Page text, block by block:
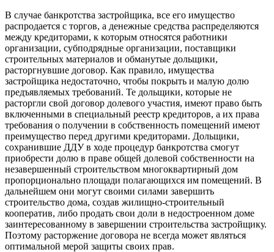
В случае банкротства застройщика, все его имущество
распродается с торгов, а денежные средства распределяются
между кредиторами, к которым относятся работники
организации, субподрядные организации, поставщики
строительных материалов и обманутые дольщики,
расторгнувшие договор. Как правило, имущества
застройщика недостаточно, чтобы покрыть и малую долю
предъявляемых требований. Те дольщики, которые не
расторгли свой договор долевого участия, имеют право быть
включенными в специальный реестр кредиторов, а их права
требования о получении в собственность помещений имеют
преимущество перед другими кредиторами. Дольщики,
сохранившие ДДУ в ходе процедур банкротства смогут
приобрести долю в праве общей долевой собственности на
незавершенный строительством многоквартирный дом
пропорционально площади полагающихся им помещений. В
дальнейшем они могут своими силами завершить
строительство дома, создав жилищно-строительный
кооператив, либо продать свои доли в недостроенном доме
заинтересованному в завершении строительства застройщику.
Поэтому расторжение договора не всегда может являться
оптимальной мерой защиты своих прав.